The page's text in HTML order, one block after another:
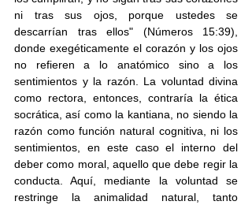
ni tras sus ojos, porque ustedes se
descarrían tras ellos" (Números 15:39),
donde exegéticamente el corazón y los ojos
no refieren a lo anatómico sino a los
sentimientos y la razón. La voluntad divina
como rectora, entonces, contraría la ética
socrática, así como la kantiana, no siendo la
razón como función natural cognitiva, ni los
sentimientos, en este caso el interno del
deber como moral, aquello que debe regir la
conducta. Aquí, mediante la voluntad se
restringe la animalidad natural, tanto